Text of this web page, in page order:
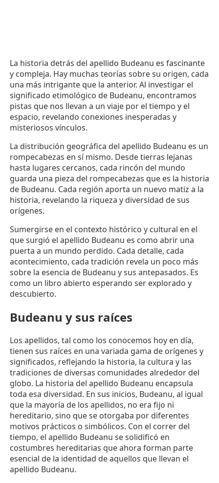
La historia detrás del apellido Budeanu es fascinante
y compleja. Hay muchas teorías sobre su origen, cada
una más intrigante que la anterior. Al investigar el
significado etimológico de Budeanu, encontramos
pistas que nos llevan a un viaje por el tiempo y el
espacio, revelando conexiones inesperadas y
misteriosos vínculos.
La distribución geográfica del apellido Budeanu es un
rompecabezas en sí mismo. Desde tierras lejanas
hasta lugares cercanos, cada rincón del mundo
guarda una pieza del rompecabezas que es la historia
de Budeanu. Cada región aporta un nuevo matiz a la
historia, revelando la riqueza y diversidad de sus
orígenes.
Sumergirse en el contexto histórico y cultural en el
que surgió el apellido Budeanu es como abrir una
puerta a un mundo perdido. Cada detalle, cada
acontecimiento, cada tradición revela un poco más
sobre la esencia de Budeanu y sus antepasados. Es
como un libro abierto esperando ser explorado y
descubierto.
Budeanu y sus raíces
Los apellidos, tal como los conocemos hoy en día,
tienen sus raíces en una variada gama de orígenes y
significados, reflejando la historia, la cultura y las
tradiciones de diversas comunidades alrededor del
globo. La historia del apellido Budeanu encapsula
toda esa diversidad. En sus inicios, Budeanu, al igual
que la mayoría de los apellidos, no era fijo ni
hereditario, sino que se otorgaba por diferentes
motivos prácticos o simbólicos. Con el correr del
tiempo, el apellido Budeanu se solidificó en
costumbres hereditarias que ahora forman parte
esencial de la identidad de aquellos que llevan el
apellido Budeanu.